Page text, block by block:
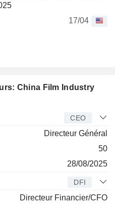
17/04
China Film Industry
CEO
Directeur Général
50
28/08/2025
DFI
Directeur Financier/CFO